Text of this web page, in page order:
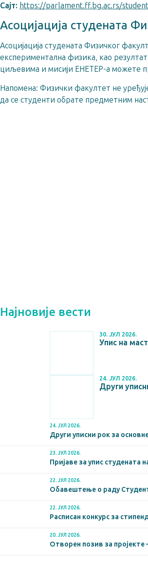
Сajт: https://parlament.ff.bg.ac.rs/
Асоцијација студената
Асоцијација студената Физичког
експериментална физика, као
циљевима и мисији ЕНЕТЕР-а можете
Напомена: Физички факултет не
да се студенти обрате предметним
Најновије вести
30. ЈУЛ 2026.
Упис на
24. ЈУЛ 2026.
Други
24. ЈУЛ 2026.
Други уписни рок за
23. ЈУЛ 2026.
Пријаве за упис студената
22. ЈУЛ 2026.
Обавештење о раду
22. ЈУЛ 2026.
Расписан конкурс за
20. ЈУЛ 2026.
Отворен позив за пројекте